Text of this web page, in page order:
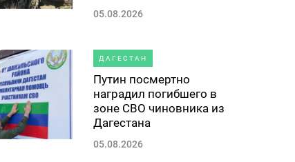
05.08.2026
ДАГЕСТАН
Путин посмертно
наградил погибшего в
зоне СВО чиновника из
Дагестана
05.08.2026